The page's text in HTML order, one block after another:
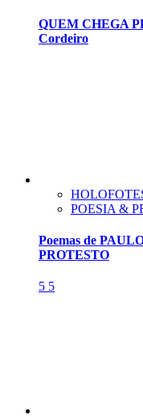
QUEM CHEGA
Cordeiro
POESIA &
Poemas de
PROTESTO
5 5